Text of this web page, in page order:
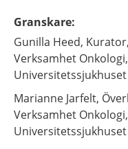
Granskare:
Gunilla Heed, Kurator,
Verksamhet
Universitetssjukhuset
Marianne Jarfelt,
Verksamhet
Universitetssjukhuset